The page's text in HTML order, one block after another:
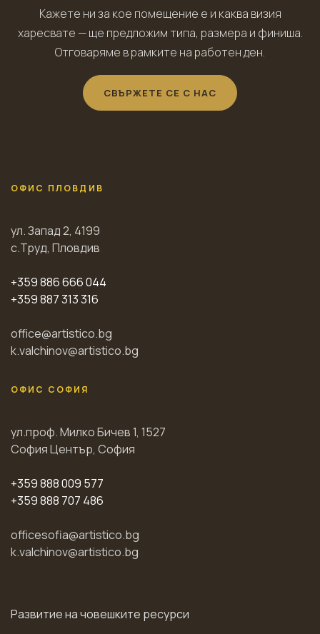
Кажете ни за кое помещение е и каква визия
харесвате — ще предложим типа, размера и финиша.
Отговаряме в рамките на работен ден.
СВЪРЖЕТЕ СЕ С НАС
ОФИС ПЛОВДИВ
ул. Запад 2, 4199
с.Труд, Пловдив
+359 886 666 044
+359 887 313 316
office@artistico.bg
k.valchinov@artistico.bg
ОФИС СОФИЯ
ул.проф. Милко Бичев 1, 1527
София Център, София
+359 888 009 577
+359 888 707 486
officesofia@artistico.bg
k.valchinov@artistico.bg
Развитие на човешките ресурси